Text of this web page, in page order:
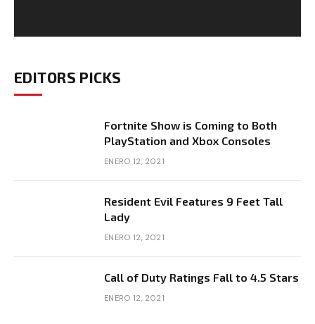
EDITORS PICKS
Fortnite Show is Coming to Both
PlayStation and Xbox Consoles
ENERO 12, 2021
Resident Evil Features 9 Feet Tall
Lady
ENERO 12, 2021
Call of Duty Ratings Fall to 4.5 Stars
ENERO 12, 2021